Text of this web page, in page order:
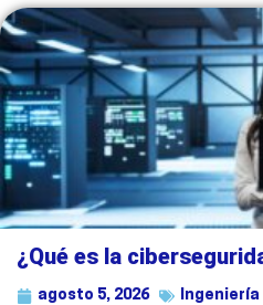
¿Qué es la
agosto 5, 2026